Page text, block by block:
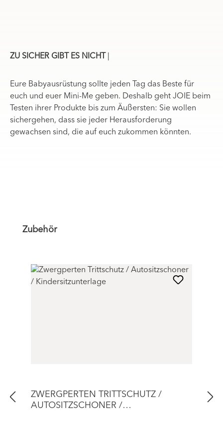
ZU SICHER GIBT ES NICHT
Eure Babyausrüstung sollte jeden Tag das Beste für
euch und euer Mini-Me geben. Deshalb geht JOIE beim
Testen ihrer Produkte bis zum Äußersten: Sie wollen
sichergehen, dass sie jeder Herausforderung
gewachsen sind, die auf euch zukommen könnten.
Produktgalerie überspringen
Zubehör
ZWERGPERTEN TRITTSCHUTZ /
AUTOSITZSCHONER /